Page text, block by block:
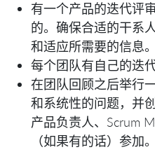
有一个产品的迭代评
的。确保合适的干系
和适应所需要的信息。
每个团队有自己的迭代
在团队回顾之后举行
和系统性的问题，并
产品负责人、Scrum
（如果有的话）参加。